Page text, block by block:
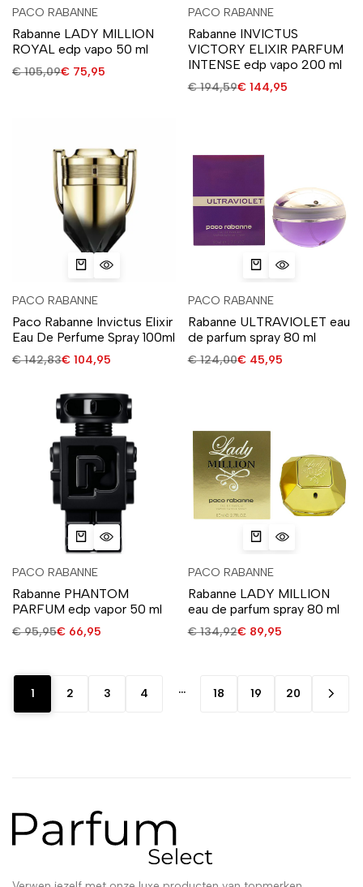
PACO RABANNE
Rabanne LADY MILLION
ROYAL edp vapo 50 ml
€105,09€ 75,95
PACO RABANNE
Rabanne INVICTUS
VICTORY ELIXIR PARFUM
INTENSE edp vapo 200 ml
€194,59€144,95
PACO RABANNE
Paco Rabanne Invictus Elixir
Eau De Perfume Spray 100ml
€142,83€ 104,95
PACO RABANNE
Rabanne ULTRAVIOLET eau
de parfum spray 80 ml
€124,00€45,95
PACO RABANNE
Rabanne PHANTOM
PARFUM edp vapor 50 ml
€95,95€ 66,95
PACO RABANNE
Rabanne LADY MILLION
eau de parfum spray 80 ml
€134,92€89,95
1 2 3 4 … 18 19 20